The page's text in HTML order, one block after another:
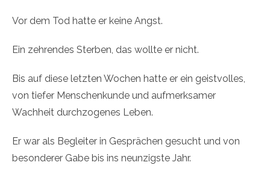
Vor dem Tod hatte er keine Angst.
Ein zehrendes Sterben, das wollte er nicht.
Bis auf diese letzten Wochen hatte er ein geistvolles,
von tiefer Menschenkunde und aufmerksamer
Wachheit durchzogenes Leben.
Er war als Begleiter in Gesprächen gesucht und von
besonderer Gabe bis ins neunzigste Jahr.